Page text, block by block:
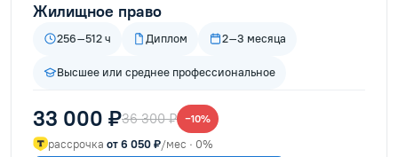
Жилищное право
256–512 ч Диплом 2–3 месяца
Высшее или среднее профессиональное
33 000 ₽36 300 ₽ −10%
рассрочка от 6 050 ₽/мес · 0%